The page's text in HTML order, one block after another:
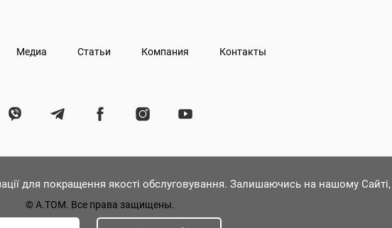
для покращення якості обслуговування. Залишаючись на нашому
Медиа Статьи Компания Контакты
© А.ТОМ. Все права защищены.